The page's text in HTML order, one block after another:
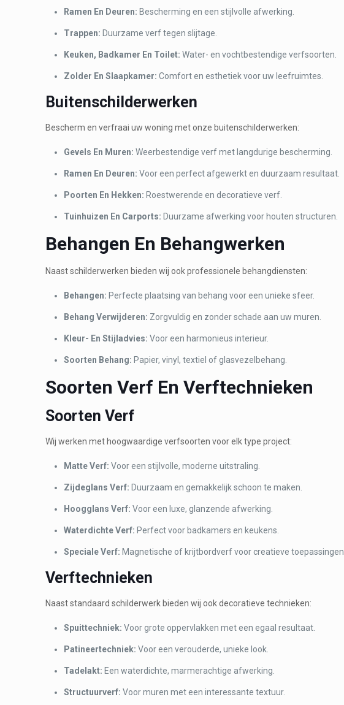
Ramen En Deuren: Bescherming en een stijlvolle afwerking.
Trappen: Duurzame verf tegen slijtage.
Keuken, Badkamer En Toilet: Water- en vochtbestendige verfsoorten.
Zolder En Slaapkamer: Comfort en esthetiek voor uw leefruimtes.
Buitenschilderwerken
Bescherm en verfraai uw woning met onze buitenschilderwerken:
Gevels En Muren: Weerbestendige verf met langdurige bescherming.
Ramen En Deuren: Voor een perfect afgewerkt en duurzaam resultaat.
Poorten En Hekken: Roestwerende en decoratieve verf.
Tuinhuizen En Carports: Duurzame afwerking voor houten structuren.
Behangen En Behangwerken
Naast schilderwerken bieden wij ook professionele behangdiensten:
Behangen: Perfecte plaatsing van behang voor een unieke sfeer.
Behang Verwijderen: Zorgvuldig en zonder schade aan uw muren.
Kleur- En Stijladvies: Voor een harmonieus interieur.
Soorten Behang: Papier, vinyl, textiel of glasvezelbehang.
Soorten Verf En Verftechnieken
Soorten Verf
Wij werken met hoogwaardige verfsoorten voor elk type project:
Matte Verf: Voor een stijlvolle, moderne uitstraling.
Zijdeglans Verf: Duurzaam en gemakkelijk schoon te maken.
Hoogglans Verf: Voor een luxe, glanzende afwerking.
Waterdichte Verf: Perfect voor badkamers en keukens.
Speciale Verf: Magnetische of krijtbordverf voor creatieve toepassingen.
Verftechnieken
Naast standaard schilderwerk bieden wij ook decoratieve technieken:
Spuittechniek: Voor grote oppervlakken met een egaal resultaat.
Patineertechniek: Voor een verouderde, unieke look.
Tadelakt: Een waterdichte, marmerachtige afwerking.
Structuurverf: Voor muren met een interessante textuur.